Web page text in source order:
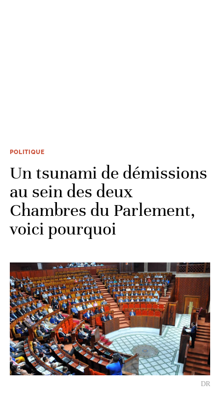
POLITIQUE
Un tsunami de démissions
au sein des deux
Chambres du Parlement,
voici pourquoi
DR